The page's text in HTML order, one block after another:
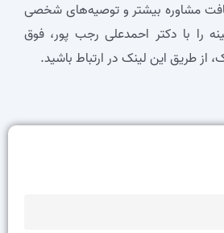
مشاوره بیشتر و توصیه‌های شخصی
را با دکتر احمدعلی رجب پور، فوق
طریق این لینک در ارتباط باشید.